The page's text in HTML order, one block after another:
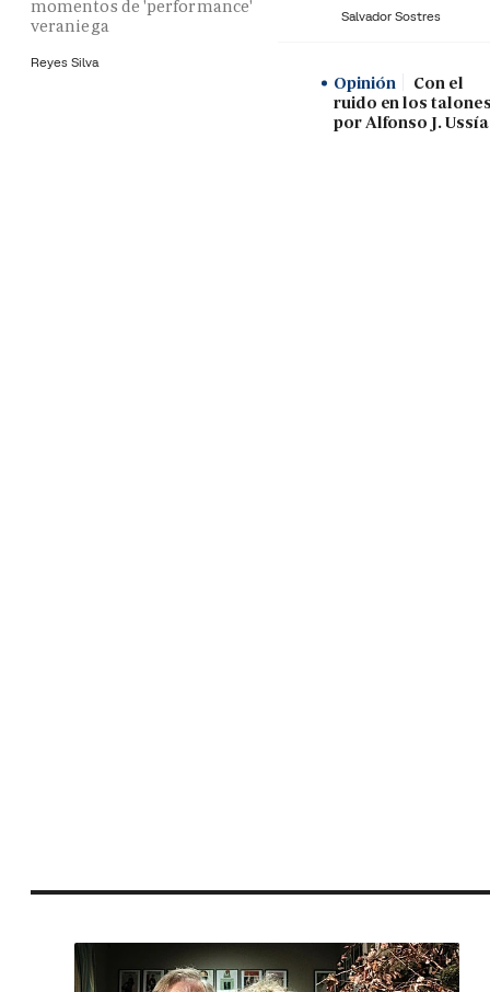
momentos de 'performance'
veraniega
Reyes Silva
Salvador Sostres
Opinión
Con el
ruido en los
por Alfonso J. Ussía